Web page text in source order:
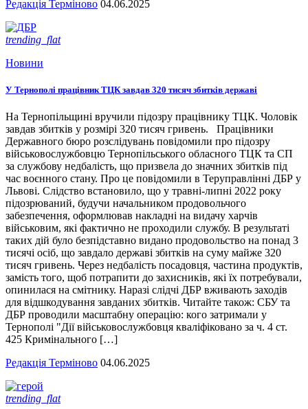
Редакція Терміново 04.06.2025
trending_flat
Новини
У Тернополі працівник ТЦК завдав 320 тисяч збитків державі
На Тернопільщині вручили підозру працівнику ТЦК. Чоловік
завдав збитків у розмірі 320 тисяч гривень. Працівники
Державного бюро розслідувань повідомили про підозру
військовослужбовцю Тернопільського обласного ТЦК та СП
за службову недбалість, що призвела до значних збитків під
час воєнного стану. Про це повідомили в Теруправлінні ДБР у
Львові. Слідство встановило, що у травні-липні 2022 року
підозрюваний, будучи начальником продовольчого
забезпечення, оформлював накладні на видачу харчів
військовим, які фактично не проходили службу. В результаті
таких дій було безпідставно видано продовольство на понад 3
тисячі осіб, що завдало державі збитків на суму майже 320
тисяч гривень. Через недбалість посадовця, частина продуктів,
замість того, щоб потрапити до захисників, які їх потребували,
опинилася на смітнику. Наразі слідчі ДБР вживають заходів
для відшкодування завданих збитків. Читайте також: СБУ та
ДБР проводили масштабну операцію: кого затримали у
Тернополі "Дії військовослужбовця кваліфіковано за ч. 4 ст.
425 Кримінального […]
Редакція Терміново 04.06.2025
trending_flat